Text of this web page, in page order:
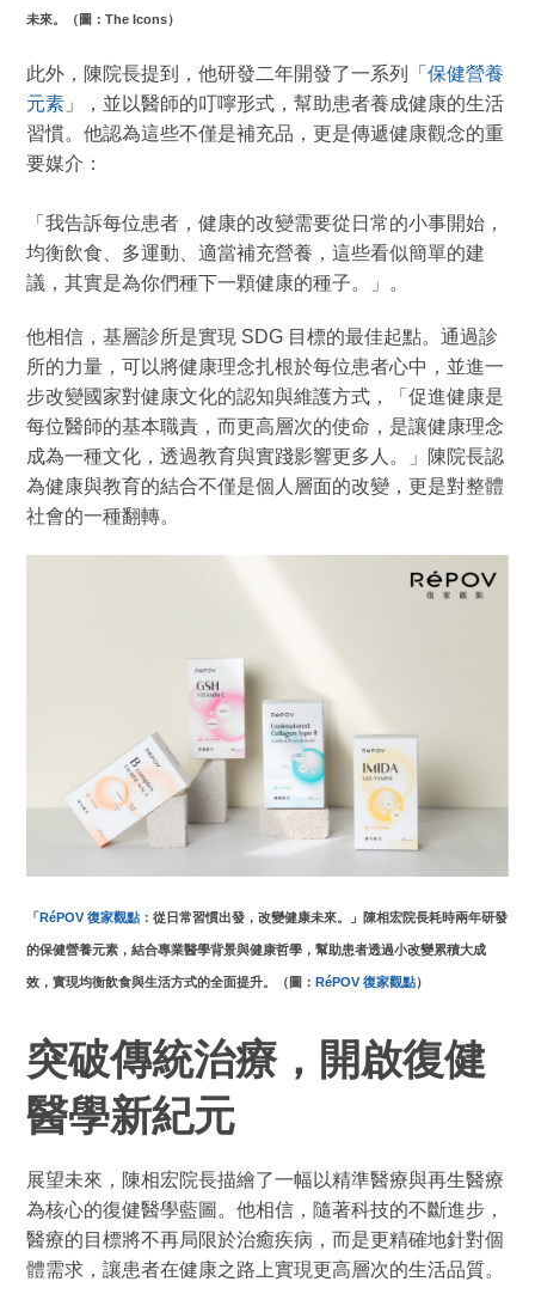
未來。（圖：The Icons）
此外，陳院長提到，他研發二年開發了一系列「保健營養
元素 」，並以醫師的叮嚀形式，幫助患者養成健康的生活
習慣。他認為這些不僅是補充品，更是傳遞健康觀念的重
要媒介：
「我告訴每位患者，健康的改變需要從日常的小事開始，
均衡飲食、多運動、適當補充營養，這些看似簡單的建
議，其實是為你們種下一顆健康的種子。」。
他相信，基層診所是實現 SDG 目標的最佳起點。通過診
所的力量，可以將健康理念扎根於每位患者心中，並進一
步改變國家對健康文化的認知與維護方式，「促進健康是
每位醫師的基本職責，而更高層次的使命，是讓健康理念
成為一種文化，透過教育與實踐影響更多人。」陳院長認
為健康與教育的結合不僅是個人層面的改變，更是對整體
社會的一種翻轉。
「RéPOV 復家觀點 ：從日常習慣出發，改變健康未來。」陳相宏院長耗時兩年研發
的保健營養元素，結合專業醫學背景與健康哲學，幫助患者透過小改變累積大成
效，實現均衡飲食與生活方式的全面提升。（圖：RéPOV 復家觀點）
突破傳統治療，開啟復健
醫學新紀元
展望未來，陳相宏院長描繪了一幅以精準醫療與再生醫療
為核心的復健醫學藍圖。他相信，隨著科技的不斷進步，
醫療的目標將不再局限於治癒疾病，而是更精確地針對個
體需求，讓患者在健康之路上實現更高層次的生活品質。